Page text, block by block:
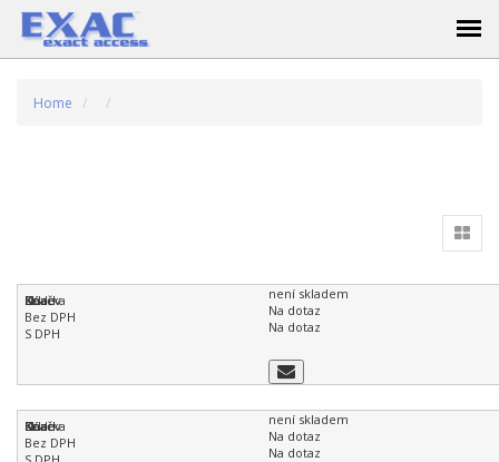
Home
není skladem
Na dotaz
Na dotaz
není skladem
Na dotaz
Na dotaz